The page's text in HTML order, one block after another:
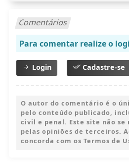
Comentários
Para comentar realize o
Login Cadastre-se
O autor do comentário é o
pelo conteúdo publicado,
civil e penal. Este site não se
pelas opiniões de terceiros.
concorda com os Termos de